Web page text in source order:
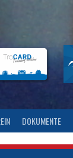
DOKUMENTE